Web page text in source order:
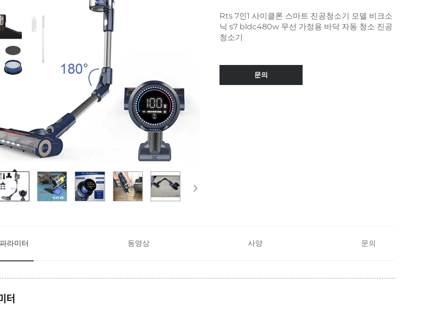
Rts 7인1 사이클론 스마트 진공청소기 모델 비크소
닉 s7 bldc480w 무선 가정용 바닥 자동 청소 진공
청소기
문의
파라미터 동영상 사양 문의
터